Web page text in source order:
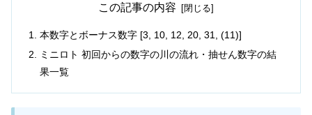
この記事の内容
本数字とボーナス数字 [3, 10, 12, 20, 31, (11)]
ミニロト 初回からの数字の川の流れ・抽せん数字の結
果一覧